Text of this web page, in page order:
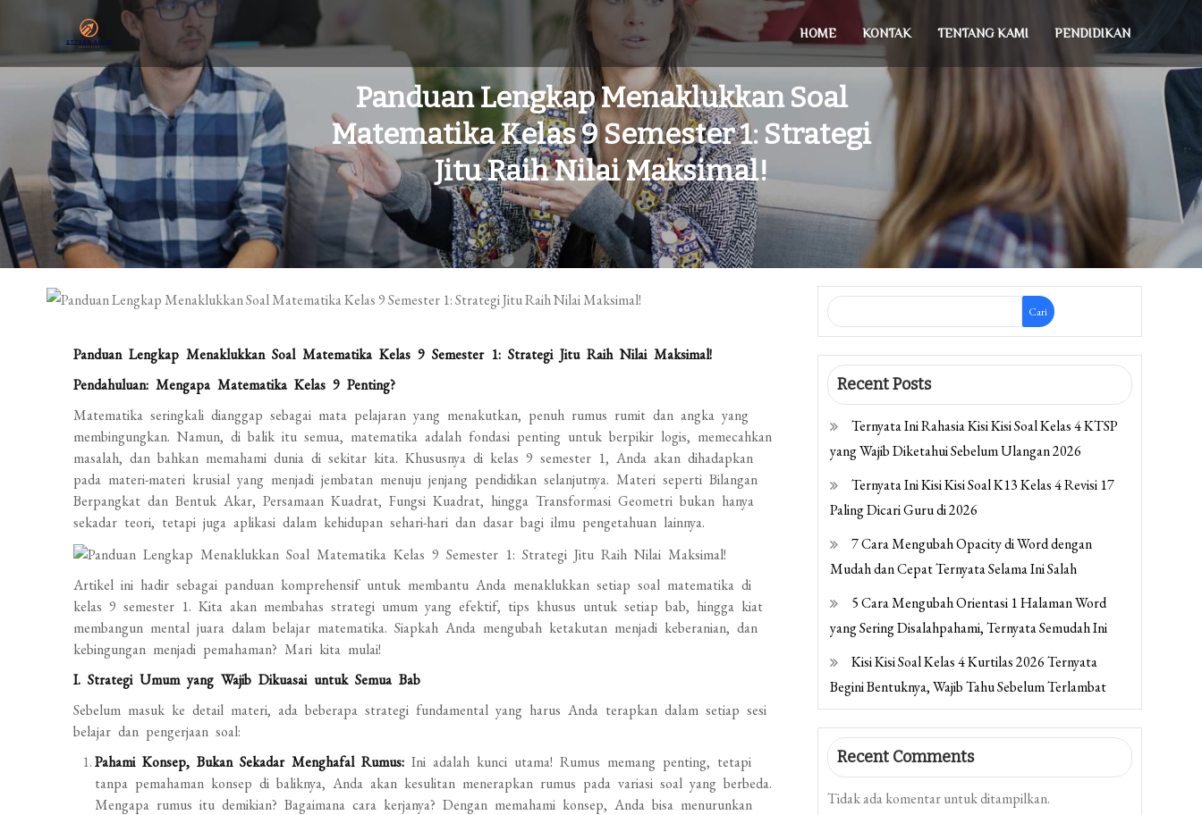
content
sttrbb.ac.id
Sekolah Tinggi Teknologi Riset Bumi Banua
HOME KONTAK TENTANG KAMI PENDIDIKAN
Panduan Lengkap Menaklukkan Soal
Matematika Kelas 9 Semester 1: Strategi
Jitu Raih Nilai Maksimal!
Panduan Lengkap Menaklukkan Soal Matematika Kelas 9 Semester 1: Strategi Jitu Raih Nilai Maksimal!
Pendahuluan: Mengapa Matematika Kelas 9 Penting?
Matematika seringkali dianggap sebagai mata pelajaran yang menakutkan, penuh rumus rumit dan angka yang
membingungkan. Namun, di balik itu semua, matematika adalah fondasi penting untuk berpikir logis, memecahkan
masalah, dan bahkan memahami dunia di sekitar kita. Khususnya di kelas 9 semester 1, Anda akan dihadapkan
pada materi-materi krusial yang menjadi jembatan menuju jenjang pendidikan selanjutnya. Materi seperti Bilangan
Berpangkat dan Bentuk Akar, Persamaan Kuadrat, Fungsi Kuadrat, hingga Transformasi Geometri bukan hanya
sekadar teori, tetapi juga aplikasi dalam kehidupan sehari-hari dan dasar bagi ilmu pengetahuan lainnya.
Artikel ini hadir sebagai panduan komprehensif untuk membantu Anda menaklukkan setiap soal matematika di
kelas 9 semester 1. Kita akan membahas strategi umum yang efektif, tips khusus untuk setiap bab, hingga kiat
membangun mental juara dalam belajar matematika. Siapkah Anda mengubah ketakutan menjadi keberanian, dan
kebingungan menjadi pemahaman? Mari kita mulai!
I. Strategi Umum yang Wajib Dikuasai untuk Semua Bab
Sebelum masuk ke detail materi, ada beberapa strategi fundamental yang harus Anda terapkan dalam setiap sesi
belajar dan pengerjaan soal:
Pahami Konsep, Bukan Sekadar Menghafal Rumus: Ini adalah kunci utama! Rumus memang penting, tetapi
tanpa pemahaman konsep di baliknya, Anda akan kesulitan menerapkan rumus pada variasi soal yang berbeda.
Mengapa rumus itu demikian? Bagaimana cara kerjanya? Dengan memahami konsep, Anda bisa menurunkan
Cari
Recent Posts
Ternyata Ini Rahasia Kisi Kisi Soal Kelas 4 KTSP
yang Wajib Diketahui Sebelum Ulangan 2026
Ternyata Ini Kisi Kisi Soal K13 Kelas 4 Revisi 17
Paling Dicari Guru di 2026
7 Cara Mengubah Opacity di Word dengan
Mudah dan Cepat Ternyata Selama Ini Salah
5 Cara Mengubah Orientasi 1 Halaman Word
yang Sering Disalahpahami, Ternyata Semudah Ini
Kisi Kisi Soal Kelas 4 Kurtilas 2026 Ternyata
Begini Bentuknya, Wajib Tahu Sebelum Terlambat
Recent Comments
Tidak ada komentar untuk ditampilkan.